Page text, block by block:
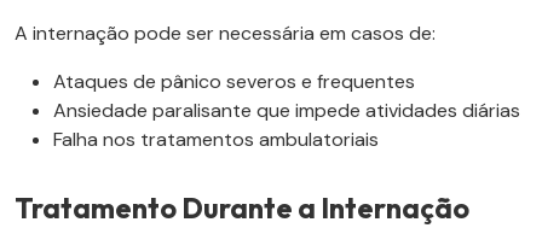
A internação pode ser necessária em casos de:
Ataques de pânico severos e frequentes
Ansiedade paralisante que impede atividades diárias
Falha nos tratamentos ambulatoriais
Tratamento Durante a Internação